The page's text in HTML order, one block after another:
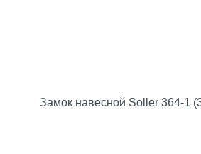
Замок навесной Soller 364-1